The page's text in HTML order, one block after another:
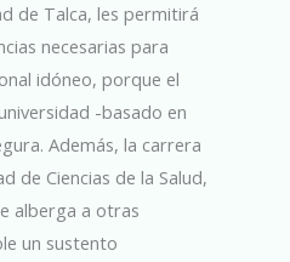
de Talca, les permitirá
necesarias para
idóneo, porque el
-basado en
Además, la carrera
de Ciencias de la Salud,
alberga a otras
un sustento